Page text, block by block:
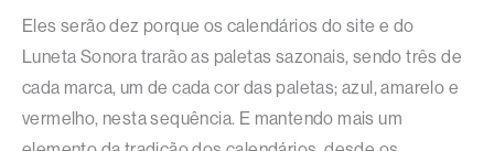
Eles serão dez porque os calendários do site e do
Luneta Sonora trarão as paletas sazonais, sendo três de
cada marca, um de cada cor das paletas; azul, amarelo e
vermelho, nesta sequência. E mantendo mais um